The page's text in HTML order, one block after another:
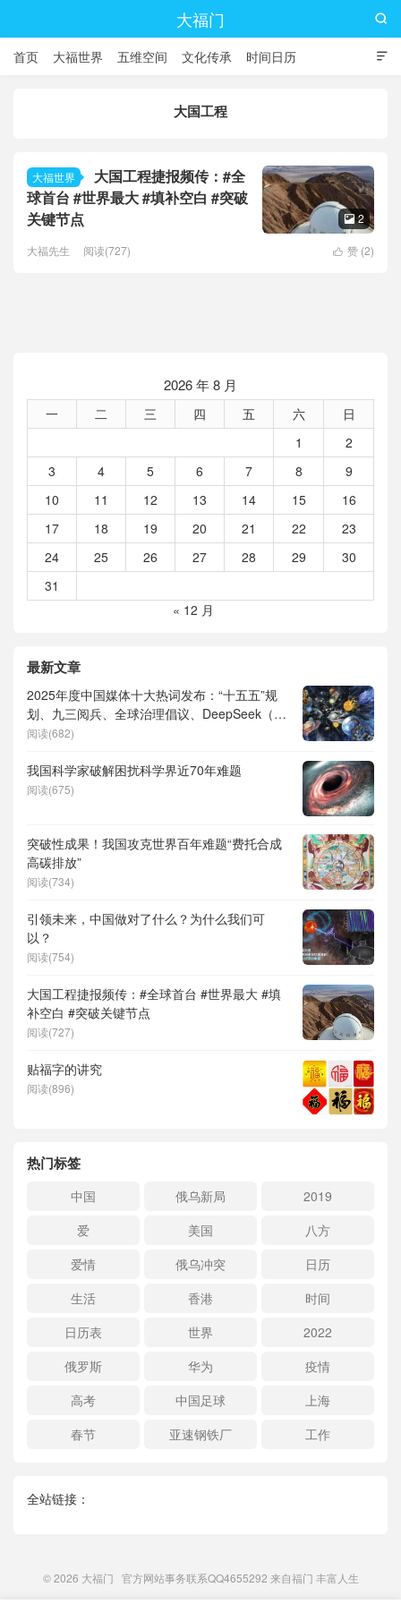
大福门

首页 大福世界 五维空间 文化传承 时间日历

大国工程
大福世界
大国工程捷报频传：#全
球首台 #世界最大 #填补空白 #突破
关键节点
 2
 赞 (2)
大福先生 阅读(727)
2026 年 8 月
一 二 三 四 五 六
日
1
2
3
4 5 6 7 8
9
10
11 12 13 14 15
16
17
18 19 20 21 22
23
24
25 26 27 28 29
30
31
« 12 月
最新文章
2025年度中国媒体十大热词发布：“十五五”规
划、九三阅兵、全球治理倡议、DeepSeek（深
度求索）、人形机器人、苏超、票根经济、育
阅读(682)
我国科学家破解困扰科学界近70年难题
阅读(675)
突破性成果！我国攻克世界百年难题“费托合成
高碳排放”
阅读(734)
引领未来，中国做对了什么？为什么我们可
以？
阅读(754)
大国工程捷报频传：#全球首台 #世界最大 #填
补空白 #突破关键节点
阅读(727)
贴福字的讲究
阅读(896)
热门标签
中国 俄乌新局
2019
爱
美国
八方
爱情
俄乌冲突
日历
生活
香港
时间
日历表
世界
2022
俄罗斯
华为
疫情
高考
中国足球
上海
春节
亚速钢铁厂 工作
全站链接：
© 2026 大福门 官方网站事务联系QQ4655292 来自福门 丰富人生